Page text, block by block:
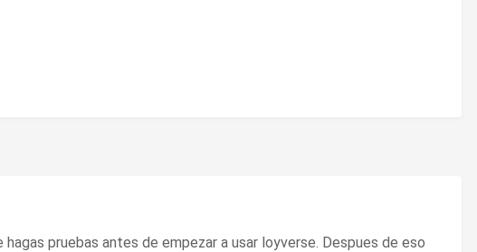
pruebas antes de empezar a usar loyverse. Despues de eso